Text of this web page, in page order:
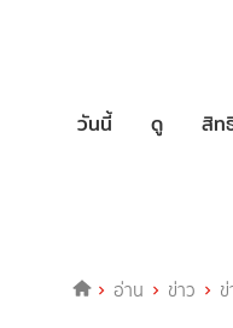
วันนี้ ดู สิท
อ่าน ข่าว